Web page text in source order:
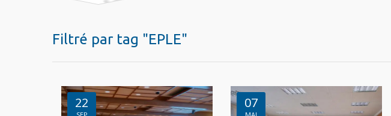
Filtré par tag "EPLE"
22 07